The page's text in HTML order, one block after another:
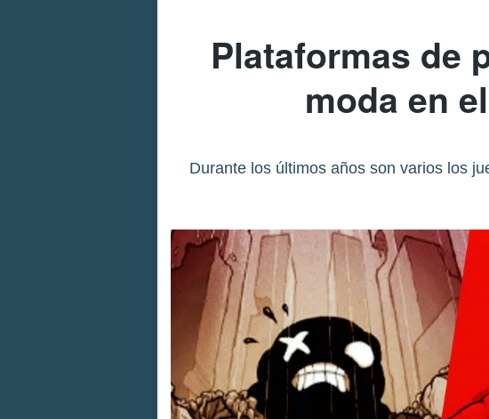
Plataformas de
moda en
Durante los últimos años son varios los